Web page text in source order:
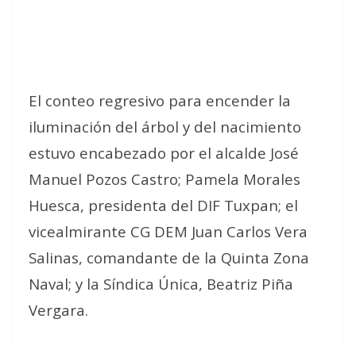
El conteo regresivo para encender la
iluminación del árbol y del nacimiento
estuvo encabezado por el alcalde José
Manuel Pozos Castro; Pamela Morales
Huesca, presidenta del DIF Tuxpan; el
vicealmirante CG DEM Juan Carlos Vera
Salinas, comandante de la Quinta Zona
Naval; y la Síndica Única, Beatriz Piña
Vergara.